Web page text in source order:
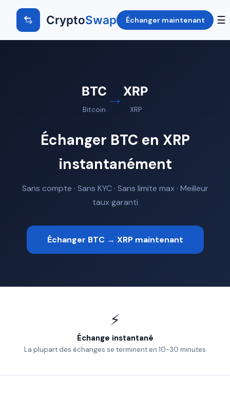
CryptoSwap Échanger maintenant ☰
BTC
Bitcoin
→ XRP
XRP
Échanger BTC en XRP
instantanément
Sans compte · Sans KYC · Sans limite max · Meilleur
taux garanti
Échanger BTC → XRP maintenant
⚡
Échange instantané
La plupart des échanges se terminent en 10-30 minutes